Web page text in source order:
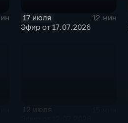
17 июля
12 мин
Эфир от 17.07.2026
12 июля